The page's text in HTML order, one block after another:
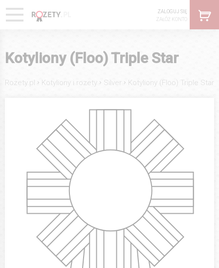
ZALOGUJ SIĘ
ZAŁÓŻ KONTO
Kotyliony (Floo) Triple Star
Rozety.pl › Kotyliony i rozety › Silver › Kotyliony (Floo) Triple Star